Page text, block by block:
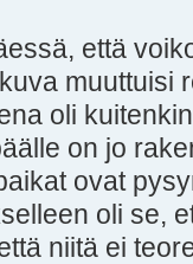
että
muuttuisi
oli
on jo
ovat
oli se,
niitä ei